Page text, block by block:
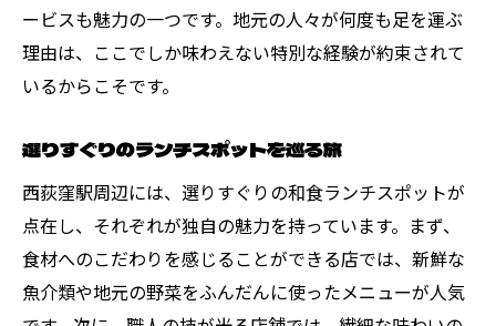
ービスも魅力の一つです。地元の人々が何度も足を運ぶ
理由は、ここでしか味わえない特別な経験が約束されて
いるからこそです。
選りすぐりのランチスポットを巡る旅
西荻窪駅周辺には、選りすぐりの和食ランチスポットが
点在し、それぞれが独自の魅力を持っています。まず、
食材へのこだわりを感じることができる店では、新鮮な
魚介類や地元の野菜をふんだんに使ったメニューが人気